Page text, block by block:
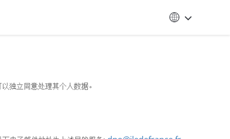
独立同意处理其个人数据。